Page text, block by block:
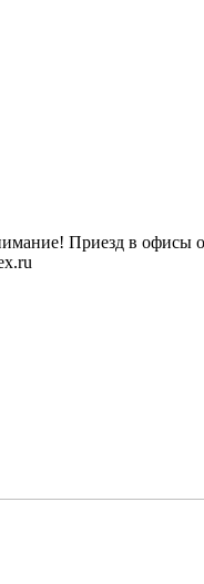
Приезд в офисы